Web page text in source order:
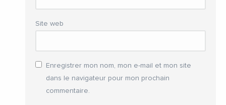
Site web
Enregistrer mon nom, mon e-mail et mon site
dans le navigateur pour mon prochain
commentaire.